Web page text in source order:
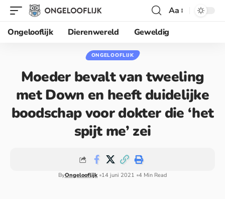
Aa
Ongelooflijk
Dierenwereld Geweldig
ONGELOOFLIJK
Moeder bevalt van tweeling
met Down en heeft duidelijke
boodschap voor dokter die ‘het
spijt me’ zei
ByOngelooflijk 14 juni 2021 4 Min Read